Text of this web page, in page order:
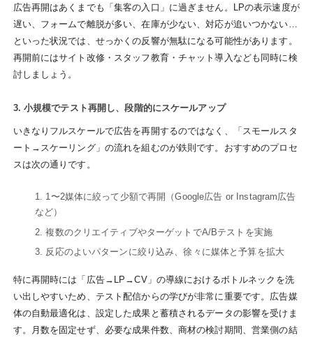
広告再開はあくまでも「集客の入口」に過ぎません。LPの表示速度が
遅い、フォームで離脱が多い、在庫が少ない、対応が追いつかない…
といった状況では、せっかくの反響が無駄になる可能性があります。
再開前にはサイト改修・スタッフ教育・チャット導入なども同時に検
討しましょう。
3. 小規模でテスト再開し、段階的にスケールアップ
いきなりフルスケールで広告を再開するのではなく、「スモールスタ
ート→スケーリング」の流れを組むのが鉄則です。おすすめのプロセ
スは次の通りです。
1〜2媒体に絞って少額で再開（Google広告 or Instagram広告
など）
複数のクリエイティブやターゲットでA/Bテストを実施
反応のよいパターンに絞り込み、徐々に媒体と予算を拡大
特に再開時には「広告→LP→CV」の導線におけるボトルネックを洗
い出しやすいため、テスト配信からの学びが非常に重要です。広告媒
体の自動最適化は、設定した成果と蓄積されるデータの影響を受けま
す。月数を固定せず、必要な成果件数、商材の検討期間、営業側の結